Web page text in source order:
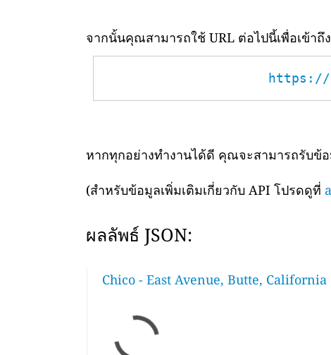
จากนั้นคุณสามารถใช้ URL ต่อไปนี้เพื่อเข้าถึ
https://
หากทุกอย่างทำงานได้ดี คุณจะสามารถรับข้
(สำหรับข้อมูลเพิ่มเติมเกี่ยวกับ API โปรดดูที่
ผลลัพธ์ JSON:
Chico - East Avenue, Butte, California